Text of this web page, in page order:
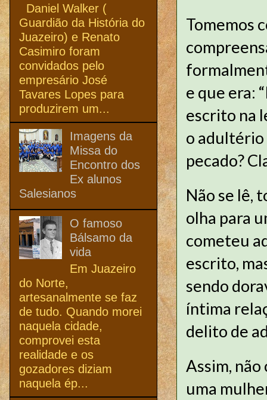
Tomemos
e que era:
escrito na
o adultério
pecado?
Não se lê,
olha para
cometeu
escrito,
sendo
íntima
delito de
Assim,
uma
Daniel Walker (
Guardião da História do
Juazeiro) e Renato
Casimiro foram
convidados pelo
empresário José
Tavares Lopes para
produzirem um...
Imagens da
Missa do
Encontro dos
Ex alunos
Salesianos
O famoso
Bálsamo da
vida
Em Juazeiro
do Norte,
artesanalmente se faz
de tudo. Quando morei
naquela cidade,
comprovei esta
realidade e os
gozadores diziam
naquela ép...